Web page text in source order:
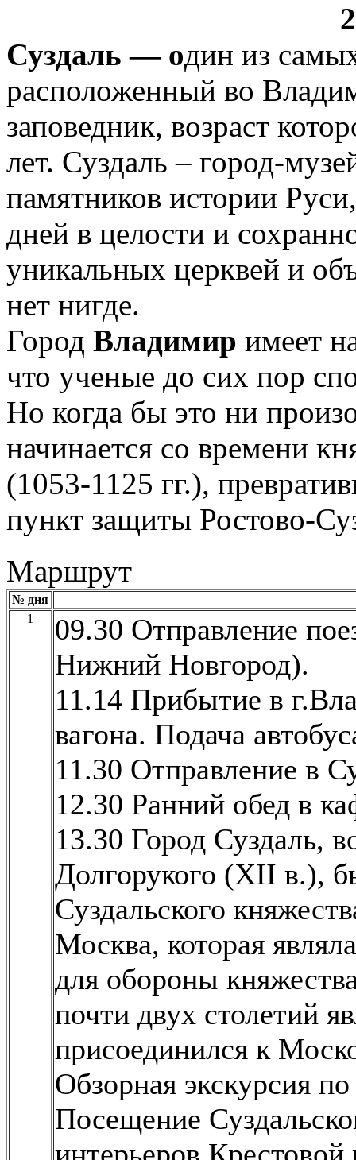
2 дня / 1
Суздаль — один из
расположенный во
заповедник, возраст
лет. Суздаль – город-
памятников истории
дней в целости и
уникальных церквей и
нет нигде.
Город Владимир имеет
что ученые до сих пор
Но когда бы это ни
начинается со времени
(1053-1125 гг.),
пункт защиты Ростово-
Маршрут
№ дня
1
09.30 Отправление
Нижний Новгород).
11.14 Прибытие в
вагона. Подача
11.30 Отправление в
12.30 Ранний обед в
13.30 Город Суздаль,
Долгорукого (XII в.),
Суздальского
Москва, которая
для обороны
почти двух столетий
присоединился к
Обзорная экскурсия по
Посещение